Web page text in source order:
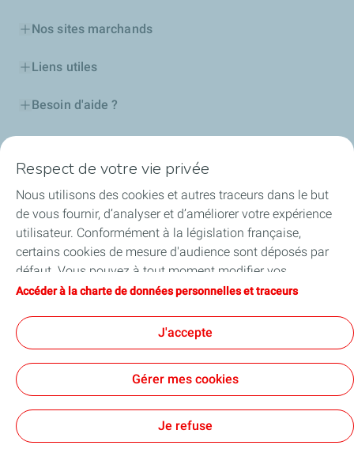
Nos sites marchands
Liens utiles
Besoin d'aide ?
Certificats d'économies d'énergie
Nos partenaires
Collaborer avec TotalEnergies
Accessibilité
Conditions Générales d’Utilisation
Accessibilité : Partiellement conforme
Respect de votre vie privée
Nous utilisons des cookies et autres traceurs dans le but
de vous fournir, d’analyser et d’améliorer votre expérience
utilisateur. Conformément à la législation française,
certains cookies de mesure d'audience sont déposés par
défaut. Vous pouvez à tout moment modifier vos
paramètres de cookies en cliquant sur le bouton « Gérer
vous acceptez le dépôt de l’ensemble des cookies. Dans le
cas où vous cliquez sur « Je refuse », seuls les cookies
techniques nécessaires au bon fonctionnement du site
seront utilisés. Pour plus d’informations, vous pouvez
traceurs ».
Accéder à la charte de données personnelles et traceurs
J'accepte
Gérer mes cookies
Je refuse